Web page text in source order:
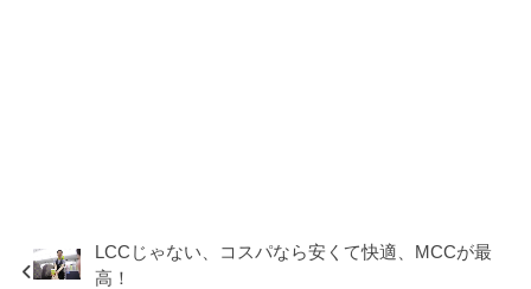
LCCじゃない、コスパなら安くて快適、MCCが最
高！